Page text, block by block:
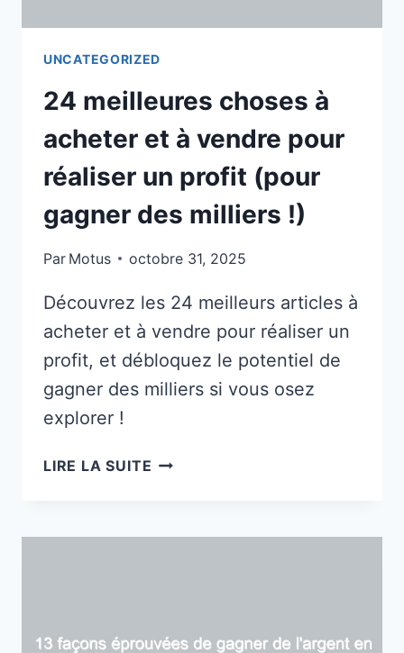
UNCATEGORIZED
24 meilleures choses à
acheter et à vendre pour
réaliser un profit (pour
gagner des milliers !)
Par Motus octobre 31, 2025
Découvrez les 24 meilleurs articles à
acheter et à vendre pour réaliser un
profit, et débloquez le potentiel de
gagner des milliers si vous osez
explorer !
LIRE LA SUITE 24
POUR